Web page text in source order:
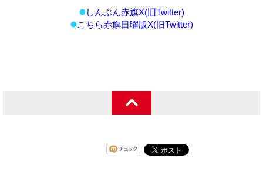
しんぶん赤旗X(旧Twitter)
こちら赤旗日曜版X(旧Twitter)